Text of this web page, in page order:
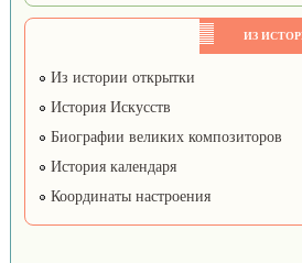
ИЗ
Из истории открытки
История Искусств
Биографии великих композиторов
История календаря
Координаты настроения